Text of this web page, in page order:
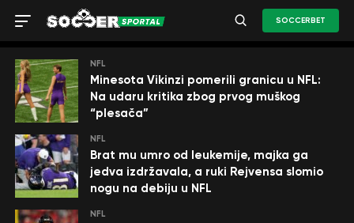
SOCCERBET
NFL
Minesota Vikinzi pomerili granicu u NFL:
Na udaru kritika zbog prvog muškog
“plesača”
NFL
Brat mu umro od leukemije, majka ga
jedva izdržavala, a ruki Rejvensa slomio
nogu na debiju u NFL
NFL